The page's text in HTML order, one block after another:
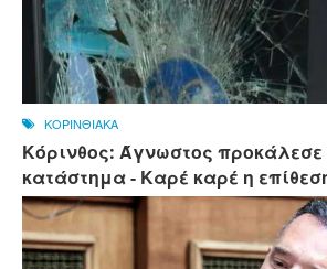
ΚΟΡΙΝΘΙΑΚΑ
Κόρινθος: Άγνωστος
κατάστημα - Καρέ καρέ η